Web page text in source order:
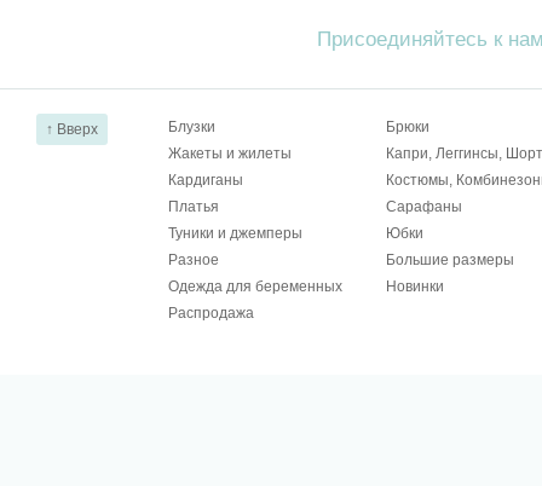
Присоединяйтесь к
↑ Вверх Блузки
Брюки
Жакеты и жилеты
Капри, Леггинсы,
Кардиганы
Костюмы,
Платья
Сарафаны
Туники и джемперы
Юбки
Разное
Большие размеры
Одежда для беременных
Новинки
Распродажа